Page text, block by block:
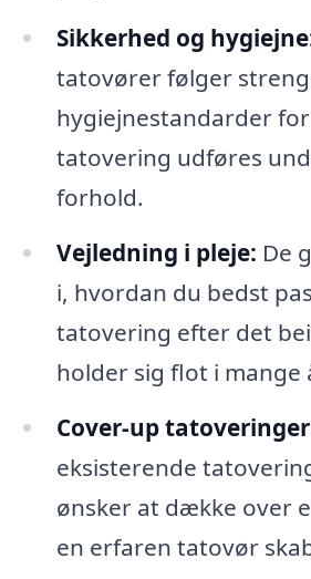
Sikkerhed og
tatovører følger
hygiejnestandarder
tatovering udføres
forhold.
Vejledning i pleje: De
i, hvordan du bedst
tatovering efter det
holder sig flot i mange
Cover-up
eksisterende
ønsker at dække over
en erfaren tatovør